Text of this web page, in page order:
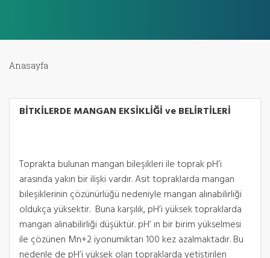
Anasayfa
BİTKİLERDE MANGAN EKSİKLİĞİ ve BELİRTİLERİ
Toprakta bulunan mangan bileşikleri ile toprak pH’i
arasında yakın bir ilişki vardır. Asit topraklarda mangan
bileşiklerinin çözünürlüğü nedeniyle mangan alınabilirliği
oldukça yüksektir. Buna karşılık, pH’i yüksek topraklarda
mangan alınabilirliği düşüktür. pH’ ın bir birim yükselmesi
ile çözünen Mn+2 iyonumiktarı 100 kez azalmaktadır. Bu